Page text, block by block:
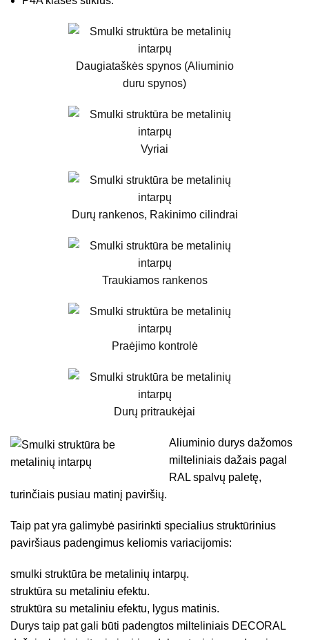
Daugiataškės spynos (Aliuminio
duru spynos)
Vyriai
Durų rankenos, Rakinimo cilindrai
Traukiamos rankenos
Praėjimo kontrolė
Durų pritraukėjai
Aliuminio durys dažomos
milteliniais dažais pagal
RAL spalvų paletę,
turinčiais pusiau matinį paviršių.
Taip pat yra galimybė pasirinkti specialius struktūrinius
paviršiaus padengimus keliomis variacijomis:
smulki struktūra be metalinių intarpų.
struktūra su metaliniu efektu.
struktūra su metaliniu efektu, lygus matinis.
Durys taip pat gali būti padengtos milteliniais DECORAL